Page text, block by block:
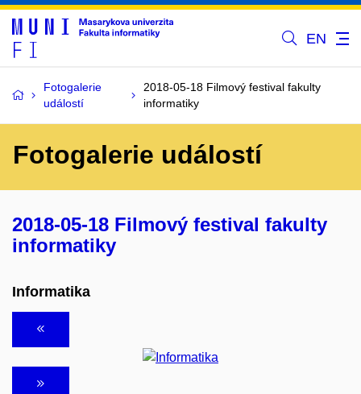
EN
Fotogalerie
událostí
2018-05-18 Filmový festival fakulty
informatiky
Fotogalerie událostí
2018-05-18 Filmový festival fakulty
informatiky
Informatika